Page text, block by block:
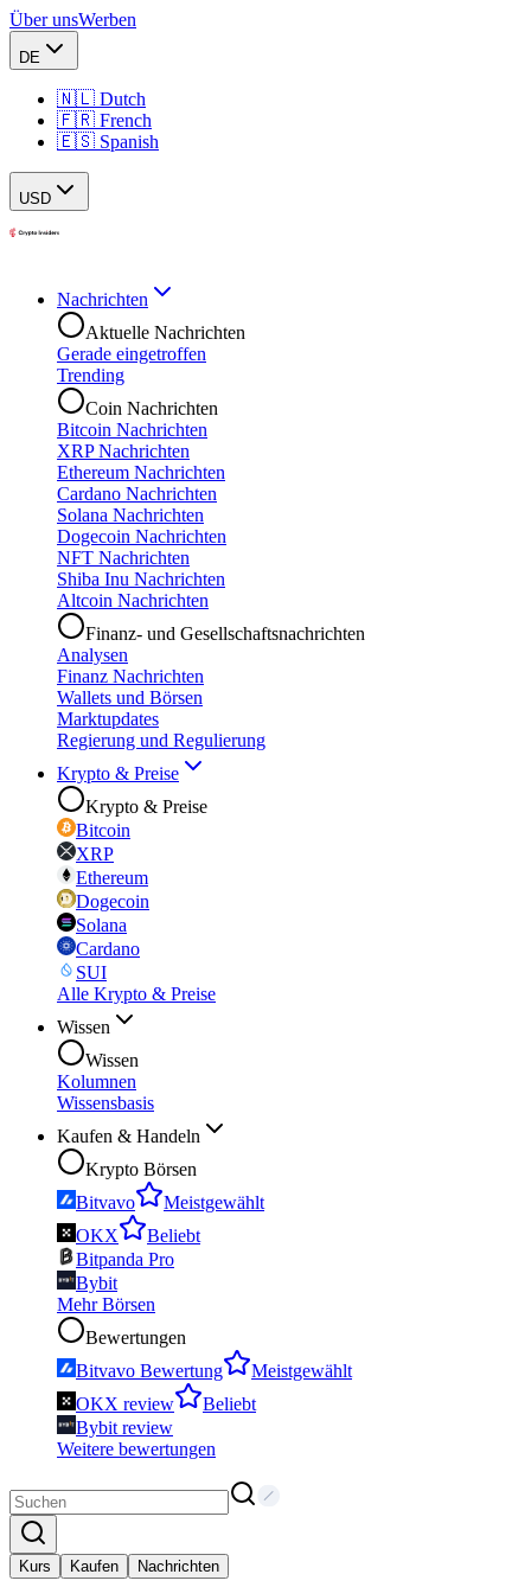
Über unsWerben
DE
🇳🇱 Dutch
🇫🇷 French
🇪🇸 Spanish
USD
Nachrichten
Aktuelle Nachrichten
Gerade eingetroffen
Trending
Coin Nachrichten
Bitcoin Nachrichten
XRP Nachrichten
Ethereum Nachrichten
Cardano Nachrichten
Solana Nachrichten
Dogecoin Nachrichten
NFT Nachrichten
Shiba Inu Nachrichten
Altcoin Nachrichten
Finanz- und Gesellschaftsnachrichten
Analysen
Finanz Nachrichten
Wallets und Börsen
Marktupdates
Regierung und Regulierung
Krypto & Preise
Krypto & Preise
Bitcoin
XRP
Ethereum
Dogecoin
Solana
Cardano
SUI
Alle Krypto & Preise
Wissen
Wissen
Kolumnen
Wissensbasis
Kaufen & Handeln
Krypto Börsen
Bitvavo
Meistgewählt
OKX
Beliebt
Bitpanda Pro
Bybit
Mehr Börsen
Bewertungen
Bitvavo Bewertung
Meistgewählt
OKX review
Beliebt
Bybit review
Weitere bewertungen
Kurs Kaufen Nachrichten